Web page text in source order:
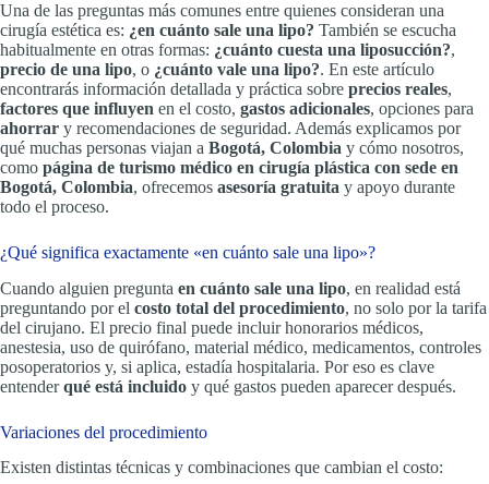
Una de las preguntas más comunes entre quienes consideran una
cirugía estética es: ¿en cuánto sale una lipo? También se escucha
habitualmente en otras formas: ¿cuánto cuesta una liposucción?,
precio de una lipo, o ¿cuánto vale una lipo?. En este artículo
encontrarás información detallada y práctica sobre precios reales,
factores que influyen en el costo, gastos adicionales, opciones para
ahorrar y recomendaciones de seguridad. Además explicamos por
qué muchas personas viajan a Bogotá, Colombia y cómo nosotros,
como página de turismo médico en cirugía plástica con sede en
Bogotá, Colombia, ofrecemos asesoría gratuita y apoyo durante
todo el proceso.
¿Qué significa exactamente «en cuánto sale una lipo»?
Cuando alguien pregunta en cuánto sale una lipo, en realidad está
preguntando por el costo total del procedimiento, no solo por la tarifa
del cirujano. El precio final puede incluir honorarios médicos,
anestesia, uso de quirófano, material médico, medicamentos, controles
posoperatorios y, si aplica, estadía hospitalaria. Por eso es clave
entenderqué está incluido y qué gastos pueden aparecer después.
Variaciones del procedimiento
Existen distintas técnicas y combinaciones que cambian el costo: